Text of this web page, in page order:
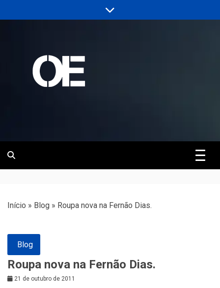
to
Revista | O
Empreiteiro
Início » Blog » Roupa nova na Fernão Dias.
Blog
Roupa nova na Fernão Dias.
21 de outubro de 2011